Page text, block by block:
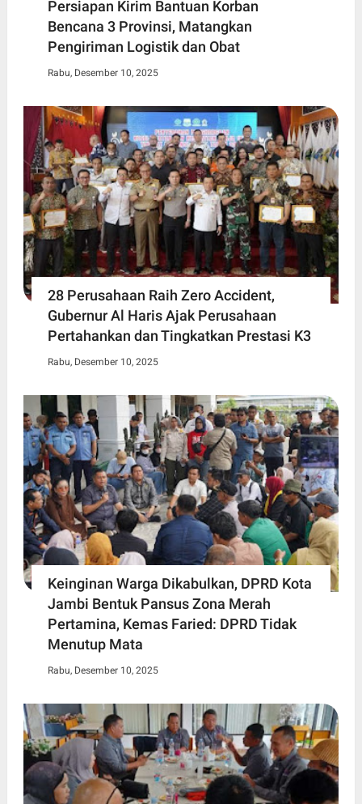
Persiapan Kirim Bantuan Korban
Bencana 3 Provinsi, Matangkan
Pengiriman Logistik dan Obat
Rabu, Desember 10, 2025
28 Perusahaan Raih Zero Accident,
Gubernur Al Haris Ajak Perusahaan
Pertahankan dan Tingkatkan Prestasi K3
Rabu, Desember 10, 2025
Keinginan Warga Dikabulkan, DPRD Kota
Jambi Bentuk Pansus Zona Merah
Pertamina, Kemas Faried: DPRD Tidak
Menutup Mata
Rabu, Desember 10, 2025